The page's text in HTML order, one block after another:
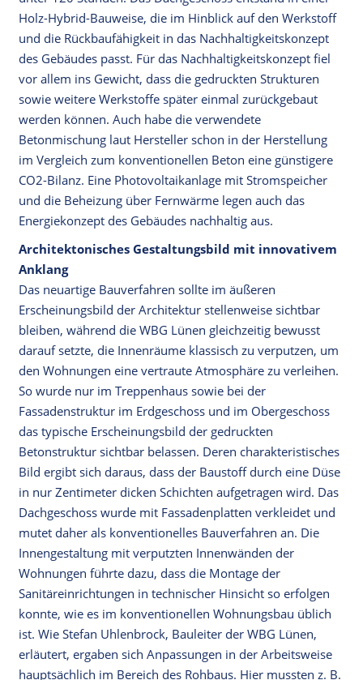
Holz-Hybrid-Bauweise, die im Hinblick auf den Werkstoff
und die Rückbaufähigkeit in das Nachhaltigkeitskonzept
des Gebäudes passt. Für das Nachhaltigkeitskonzept fiel
vor allem ins Gewicht, dass die gedruckten Strukturen
sowie weitere Werkstoffe später einmal zurückgebaut
werden können. Auch habe die verwendete
Betonmischung laut Hersteller schon in der Herstellung
im Vergleich zum konventionellen Beton eine günstigere
CO2-Bilanz. Eine Photovoltaikanlage mit Stromspeicher
und die Beheizung über Fernwärme legen auch das
Energiekonzept des Gebäudes nachhaltig aus.
Architektonisches Gestaltungsbild mit innovativem
Anklang
Das neuartige Bauverfahren sollte im äußeren
Erscheinungsbild der Architektur stellenweise sichtbar
bleiben, während die WBG Lünen gleichzeitig bewusst
darauf setzte, die Innenräume klassisch zu verputzen, um
den Wohnungen eine vertraute Atmosphäre zu verleihen.
So wurde nur im Treppenhaus sowie bei der
Fassadenstruktur im Erdgeschoss und im Obergeschoss
das typische Erscheinungsbild der gedruckten
Betonstruktur sichtbar belassen. Deren charakteristisches
Bild ergibt sich daraus, dass der Baustoff durch eine Düse
in nur Zentimeter dicken Schichten aufgetragen wird. Das
Dachgeschoss wurde mit Fassadenplatten verkleidet und
mutet daher als konventionelles Bauverfahren an. Die
Innengestaltung mit verputzten Innenwänden der
Wohnungen führte dazu, dass die Montage der
Sanitäreinrichtungen in technischer Hinsicht so erfolgen
konnte, wie es im konventionellen Wohnungsbau üblich
ist. Wie Stefan Uhlenbrock, Bauleiter der WBG Lünen,
erläutert, ergaben sich Anpassungen in der Arbeitsweise
hauptsächlich im Bereich des Rohbaus. Hier mussten z. B.